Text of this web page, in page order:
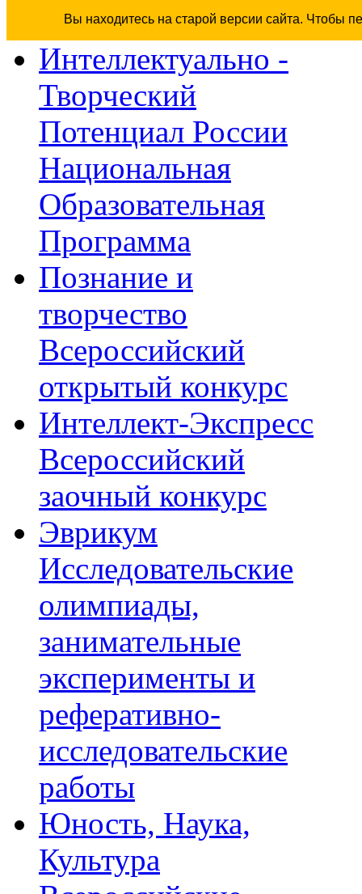
Вы находитесь на старой версии сайта. Чтобы
Интеллектуально -
Творческий
Потенциал России
Национальная
Образовательная
Программа
Познание и
творчество
Всероссийский
открытый конкурс
Интеллект-Экспресс
Всероссийский
заочный конкурс
Эврикум
Исследовательские
олимпиады,
занимательные
эксперименты и
реферативно-
исследовательские
работы
Юность, Наука,
Культура